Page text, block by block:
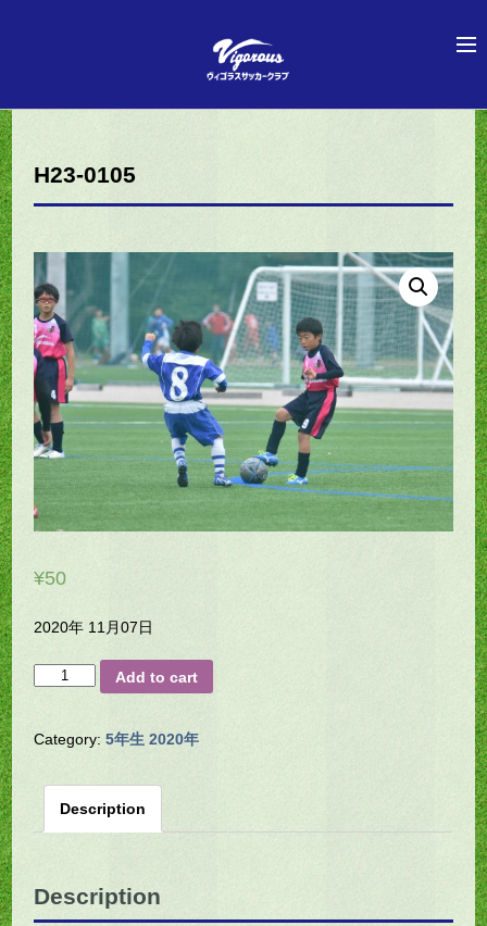
H23-0105
¥50
2020年 11月07日
H23-
quantity
Add to cart
Category:5年生 2020年
Description
Description